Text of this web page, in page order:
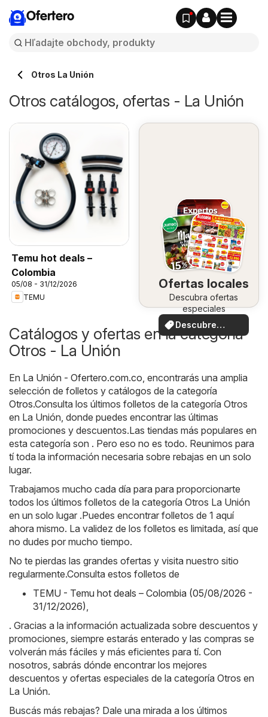
Ofertero
Otros La Unión
Otros catálogos, ofertas - La Unión
Temu hot deals –
Colombia
05/08 - 31/12/2026
TEMU
Ofertas locales
Descubra ofertas
especiales
Descubre
ofertas
Catálogos y ofertas en la categoría
Otros - La Unión
En La Unión - Ofertero.com.co, encontrarás una amplia
selección de folletos y catálogos de la categoría
Otros.Consulta los últimos folletos de la categoría Otros
en La Unión, donde puedes encontrar las últimas
promociones y descuentos.Las tiendas más populares en
esta categoría son . Pero eso no es todo. Reunimos para
tí toda la información necesaria sobre rebajas en un solo
lugar.
Trabajamos mucho cada día para para proporcionarte
todos los últimos folletos de la categoría Otros La Unión
en un solo lugar .Puedes encontrar folletos de 1 aquí
ahora mismo. La validez de los folletos es limitada, así que
no dudes por mucho tiempo.
No te pierdas las grandes ofertas y visita nuestro sitio
regularmente.Consulta estos folletos de
TEMU - Temu hot deals – Colombia (05/08/2026 -
31/12/2026),
. Gracias a la información actualizada sobre descuentos y
promociones, siempre estarás enterado y las compras se
volverán más fáciles y más eficientes para tí. Con
nosotros, sabrás dónde encontrar los mejores
descuentos y ofertas especiales de la categoría Otros en
La Unión.
Buscás más rebajas? Dale una mirada a los últimos